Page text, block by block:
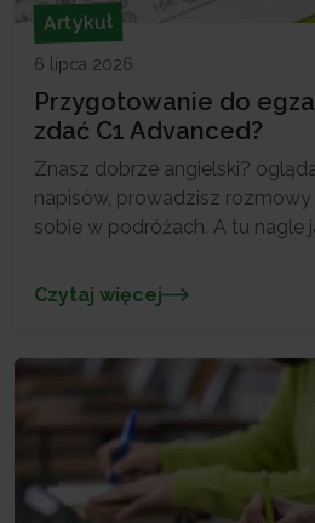
Artykuł
6 lipca 2026
Przygotowanie do
zdać C1 Advanced?
Znasz dobrze angielski?
napisów, prowadzisz
sobie w podróżach. A tu nagle
uczył w szkole. Znajome?
momentu zaczyna się realne
komu daje przewagę Egzamin
Czytaj więcej